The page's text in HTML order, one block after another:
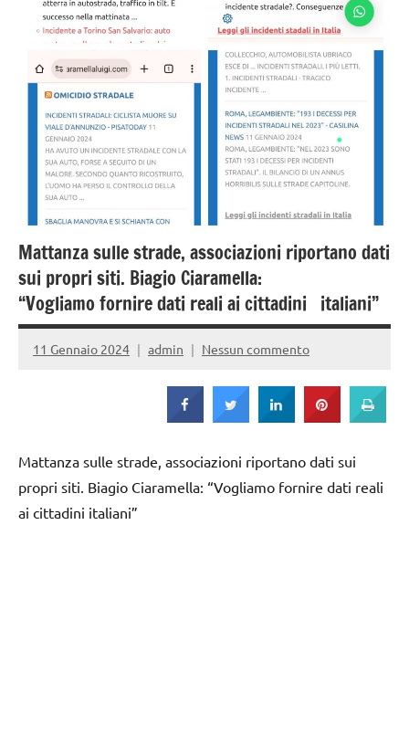
Mattanza sulle strade, associazioni riportano dati
sui propri siti. Biagio Ciaramella:
“Vogliamo fornire dati reali ai cittadini italiani”
11 Gennaio 2024 admin Nessun commento
Mattanza sulle strade, associazioni riportano dati sui
propri siti. Biagio Ciaramella: “Vogliamo fornire dati reali
ai cittadini italiani”